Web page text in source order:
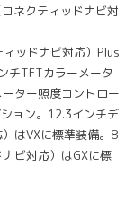
ネクティッドナビ対
ッドナビ対応）Plus
チTFTカラーメータ
ター照度コントロー
ョン。12.3インチデ
はVXに標準装備。8
ビ対応）はGXに標